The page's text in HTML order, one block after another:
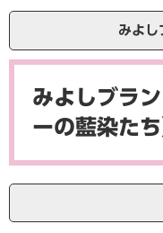
みよし
本
みよしブラ
ーの藍染たち